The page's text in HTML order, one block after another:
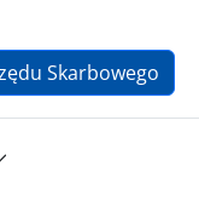
Skarbowego